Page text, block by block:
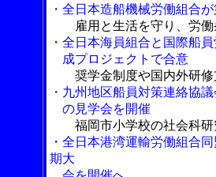
・全日本造船機械労働組合
雇用と生活を守り、労
・全日本海員組合と国際船
成プロジェクトで合意
奨学金制度や国内外研
・九州地区船員対策連絡協
の見学会を開催
福岡市小学校の社会科
・全日本港湾運輸労働組合
期大